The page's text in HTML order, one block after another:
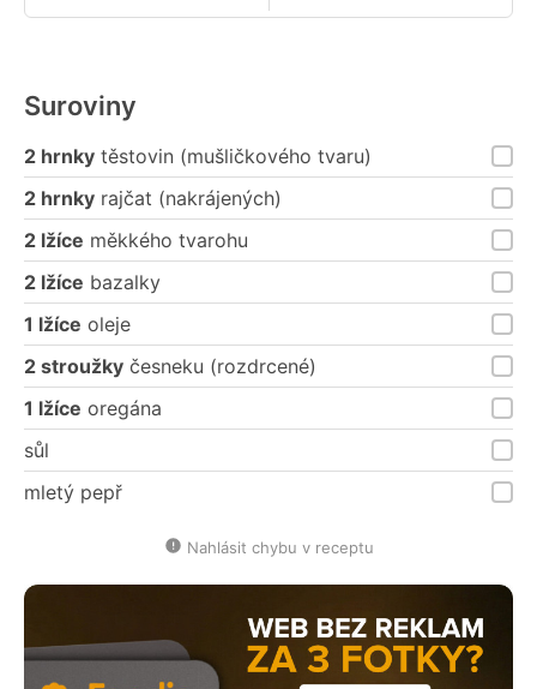
Suroviny
2 hrnky těstovin (mušličkového tvaru)
2 hrnky rajčat (nakrájených)
2 lžíce měkkého tvarohu
2 lžíce bazalky
1 lžíce oleje
2 stroužky česneku (rozdrcené)
1 lžíce oregána
sůl
mletý pepř
Nahlásit chybu v receptu